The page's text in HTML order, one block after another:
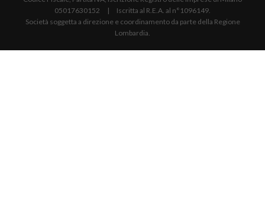
05017630152 | Iscritta al R.E.A. al n°1096149.
Società soggetta a direzione e coordinamento da parte della Regione
Lombardia.